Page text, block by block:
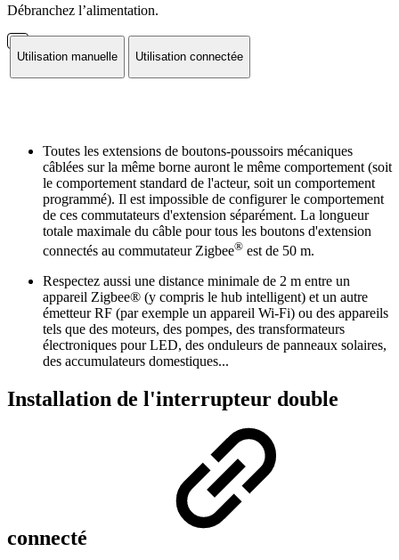
Débranchez l’alimentation.
Utilisation manuelle Utilisation connectée
Toutes les extensions de boutons-poussoirs mécaniques
câblées sur la même borne auront le même comportement (soit
le comportement standard de l'acteur, soit un comportement
programmé). Il est impossible de configurer le comportement
de ces commutateurs d'extension séparément. La longueur
totale maximale du câble pour tous les boutons d'extension
connectés au commutateur Zigbee® est de 50 m.
Respectez aussi une distance minimale de 2 m entre un
appareil Zigbee® (y compris le hub intelligent) et un autre
émetteur RF (par exemple un appareil Wi-Fi) ou des appareils
tels que des moteurs, des pompes, des transformateurs
électroniques pour LED, des onduleurs de panneaux solaires,
des accumulateurs domestiques...
Installation de l'interrupteur double
connecté